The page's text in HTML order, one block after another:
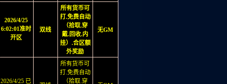
2026/4/25
6:02:01准时
开区
双线
所有货币可
打.免费自动
（拾取.穿
戴.回收.内
挂）.合区额
外奖励
无GM
2026/4/25 已
所有货币可
打.免费自动
（拾取.穿